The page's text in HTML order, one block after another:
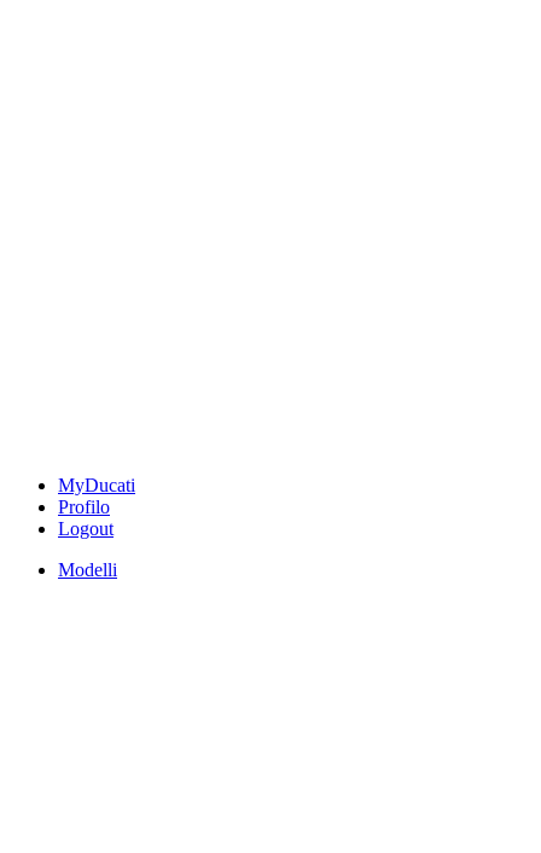
MyDucati
Profilo
Logout
Modelli